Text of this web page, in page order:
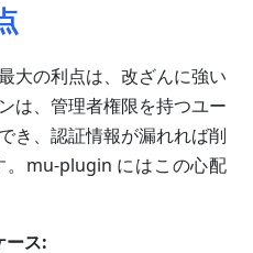
大の利点は、改ざんに強い
は、管理者権限を持つユー
き、認証情報が漏れれば削
。mu-plugin にはこの心配
ス: